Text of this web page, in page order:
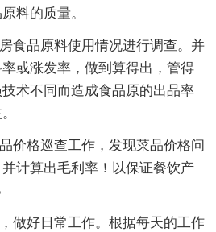
料的质量。
食品原料使用情况进行调查。并
或涨发率，做到算得出，管得
术不同而造成食品原的出品率
价格巡查工作，发现菜品价格问
计算出毛利率！以保证餐饮产
做好日常工作。根据每天的工作